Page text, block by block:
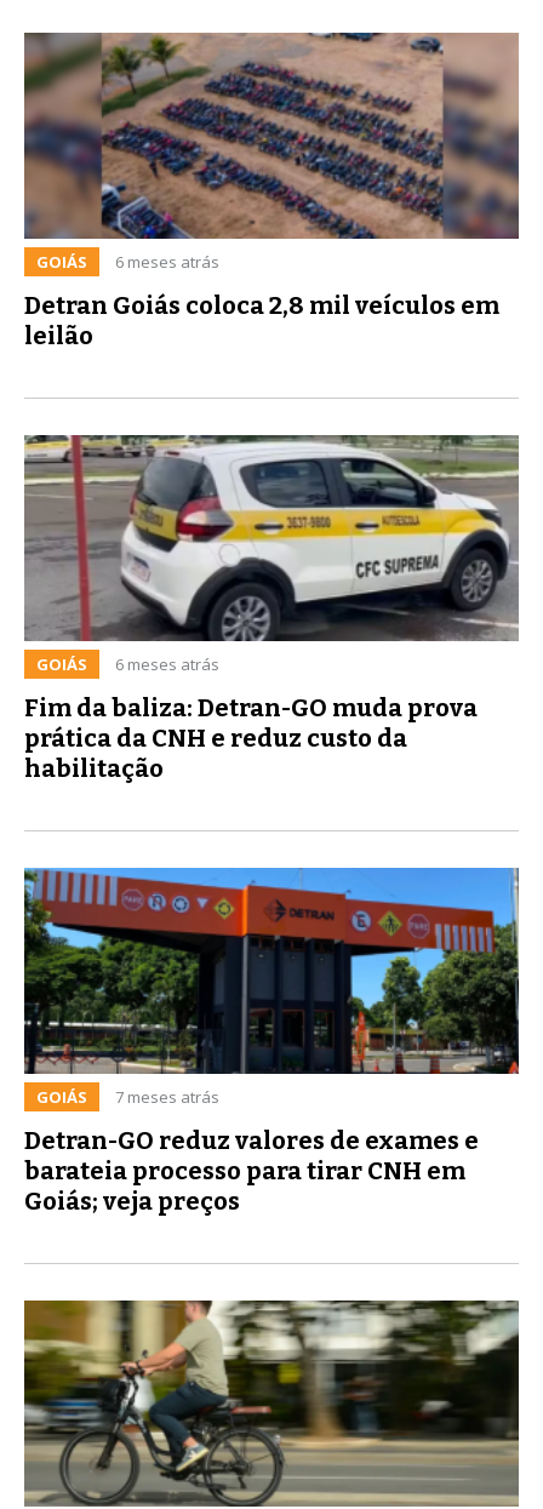
GOIÁS 6 meses atrás
Detran Goiás coloca 2,8 mil veículos em
leilão
GOIÁS 6 meses atrás
Fim da baliza: Detran-GO muda prova
prática da CNH e reduz custo da
habilitação
GOIÁS 7 meses atrás
Detran-GO reduz valores de exames e
barateia processo para tirar CNH em
Goiás; veja preços